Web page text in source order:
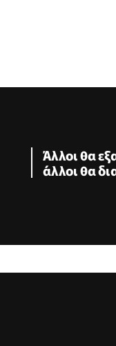
Άλλοι θα
άλλοι θα